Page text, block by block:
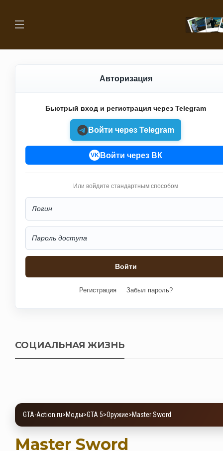
Авторизация
Быстрый вход и регистрация через Telegram
Войти через Telegram
VK Войти через ВК
Или войдите стандартным способом
Регистрация Забыл пароль?
СОЦИАЛЬНАЯ ЖИЗНЬ
GTA-Action.ru>Моды>GTA 5>Оружие>Master Sword
Master Sword